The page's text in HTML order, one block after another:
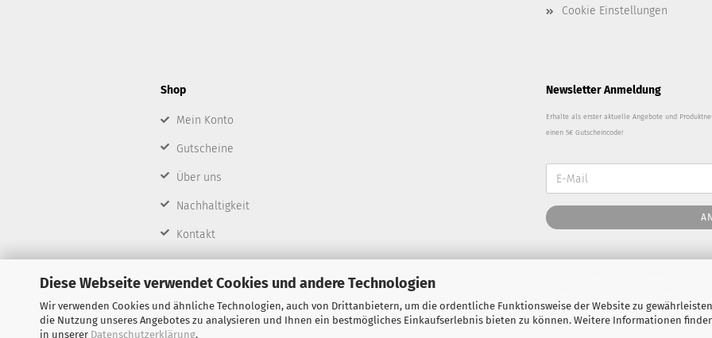
Diese Webseite verwendet Cookies und andere Technologien
Wir verwenden Cookies und ähnliche Technologien, auch von Drittanbietern, um die ordentliche Funktionsweise der Website zu
die Nutzung unseres Angebotes zu analysieren und Ihnen ein bestmögliches Einkaufserlebnis bieten zu können. Weitere Informationen
in unserer Datenschutzerklärung.
Cookie Einstellungen
Shop
Mein Konto
Gutscheine
Über uns
Nachhaltigkeit
Kontakt
Newsletter Anmeldung
Erhalte als erster aktuelle Angebote und
einen 5€ Gutscheincode!
Hinweise zur Nutzung der Empfängerdaten finden Sie in